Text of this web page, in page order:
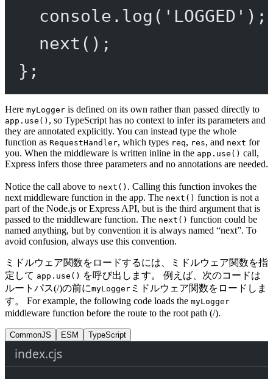
console. log ( 'LOGGED' );
next ();
};
Here myLogger is defined on its own rather than passed directly to
app.use() , so TypeScript has no context to infer its parameters and
they are annotated explicitly. You can instead type the whole
function as RequestHandler, which types req, res, and next for
you. When the middleware is written inline in the app.use() call,
Express infers those three parameters and no annotations are needed.
Notice the call above to next() . Calling this function invokes the
next middleware function in the app. The next() function is not a
part of the Node.js or Express API, but is the third argument that is
passed to the middleware function. The next() function could be
named anything, but by convention it is always named “next”. To
avoid confusion, always use this convention.
ミドルウェア関数をロードするには、ミドルウェア関数を指
定して app.use() を呼び出します。 例えば、次のコードは
ルートパス(/)の前にmyLogger ミドルウェア関数をロードしま
す。 For example, the following code loads the myLogger
middleware function before the route to the root path (/).
CommonJS ESM TypeScript
index.cjs